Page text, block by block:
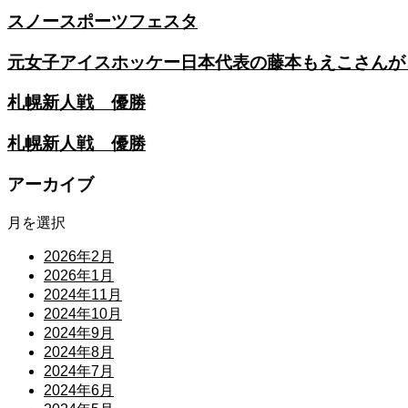
スノースポーツフェスタ
元女子アイスホッケー日本代表の藤本もえこさん
札幌新人戦 優勝
札幌新人戦 優勝
アーカイブ
月を選択
2026年2月
2026年1月
2024年11月
2024年10月
2024年9月
2024年8月
2024年7月
2024年6月